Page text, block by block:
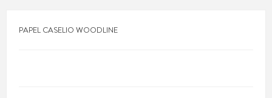
PAPEL CASELIO WOODLINE